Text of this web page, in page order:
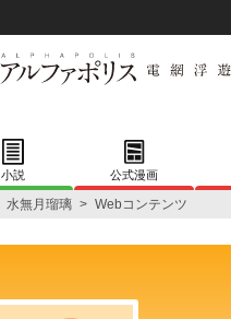
小説 公式漫画
水無月瑠璃 > Webコンテンツ